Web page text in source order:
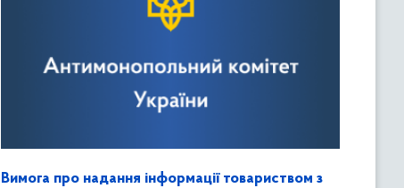
Вимога про надання інформації товариством з